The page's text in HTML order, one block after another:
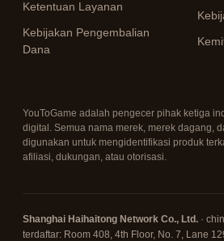
Ketentuan Layanan
Kebijakan Pengembalian
Dana
YouToGame adalah pengecer pihak ketiga
digital. Semua nama merek, merek dagang,
digunakan untuk mengidentifikasi produk
afiliasi, dukungan, atau otorisasi.
Shanghai Haihaitong Network Co., Ltd. ·
terdaftar: Room 408, 4th Floor, No. 7, Lane